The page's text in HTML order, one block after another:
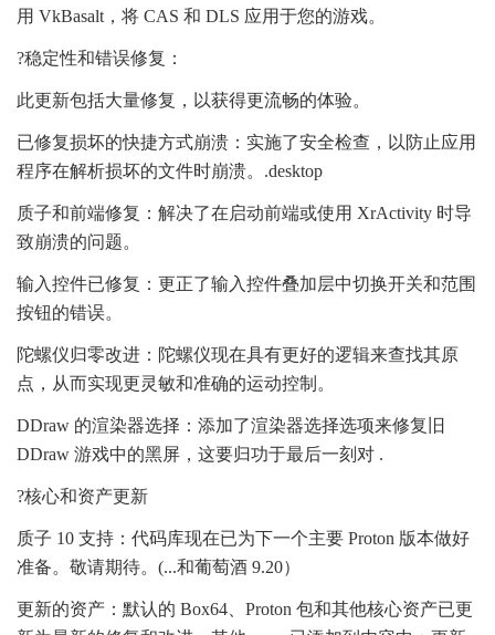
用 VkBasalt，将 CAS 和 DLS 应用于您的游戏。
?稳定性和错误修复：
此更新包括大量修复，以获得更流畅的体验。
已修复损坏的快捷方式崩溃：实施了安全检查，以防止应用
程序在解析损坏的文件时崩溃。.desktop
质子和前端修复：解决了在启动前端或使用 XrActivity 时导
致崩溃的问题。
输入控件已修复：更正了输入控件叠加层中切换开关和范围
按钮的错误。
陀螺仪归零改进：陀螺仪现在具有更好的逻辑来查找其原
点，从而实现更灵敏和准确的运动控制。
DDraw 的渲染器选择：添加了渲染器选择选项来修复旧
DDraw 游戏中的黑屏，这要归功于最后一刻对 .
?核心和资产更新
质子 10 支持：代码库现在已为下一个主要 Proton 版本做好
准备。敬请期待。(...和葡萄酒 9.20）
更新的资产：默认的 Box64、Proton 包和其他核心资产已更